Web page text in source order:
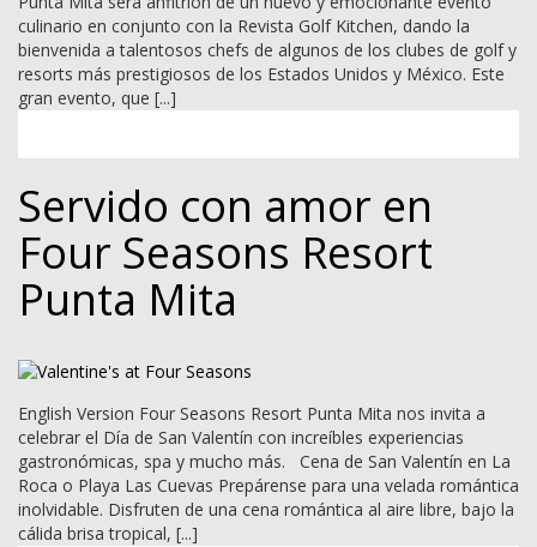
culinario en conjunto con la Revista Golf Kitchen, dando la
bienvenida a talentosos chefs de algunos de los clubes de golf y
resorts más prestigiosos de los Estados Unidos y México. Este
gran evento, que [...]
Servido con amor en
Four Seasons Resort
Punta Mita
English Version Four Seasons Resort Punta Mita nos invita a
celebrar el Día de San Valentín con increíbles experiencias
gastronómicas, spa y mucho más. Cena de San Valentín en La
Roca o Playa Las Cuevas Prepárense para una velada romántica
inolvidable. Disfruten de una cena romántica al aire libre, bajo la
cálida brisa tropical, [...]